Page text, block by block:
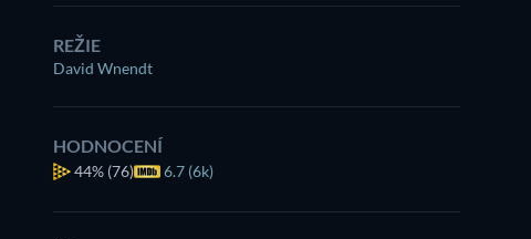
REŽIE
David Wnendt
HODNOCENÍ
44% (76) 6.7 (6k)